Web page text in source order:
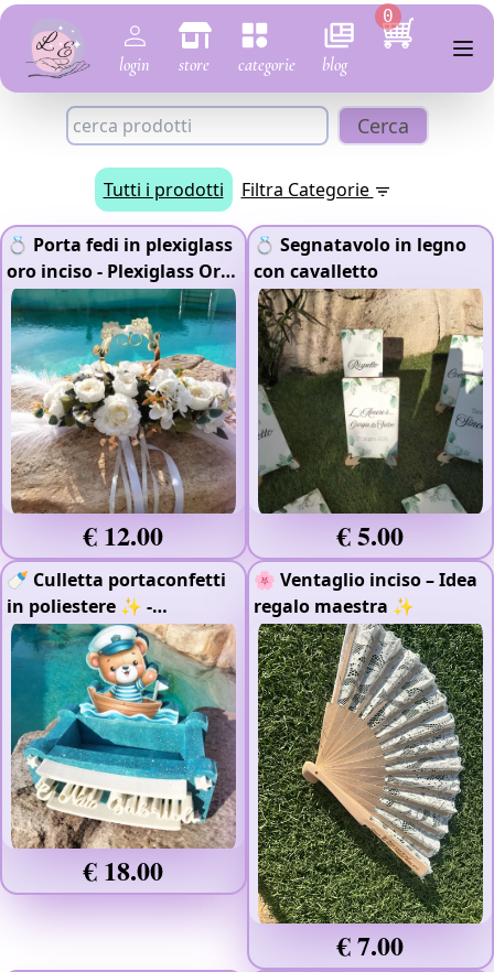
login store categorie blog
0
Cerca
Tutti i prodotti Filtra Categorie
💍 Porta fedi in plexiglass
oro inciso- Plexiglass Oro
Specchiato
€ 12.00
💍 Segnatavolo in legno
con cavalletto
€ 5.00
🍼 Culletta portaconfetti
in poliestere ✨ -
Polistirolo e Gomma Eva
€ 18.00
🌸 Ventaglio inciso – Idea
regalo maestra ✨
€ 7.00